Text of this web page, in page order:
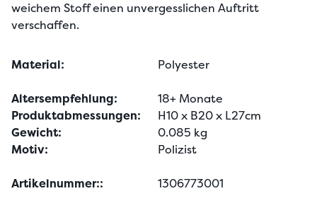
weichem Stoff einen unvergesslichen Auftritt
verschaffen.
Material: Polyester
Altersempfehlung:
18+ Monate
Produktabmessungen:
H10 x B20 x L27cm
Gewicht:
0.085 kg
Motiv:
Polizist
Artikelnummer:: 1306773001